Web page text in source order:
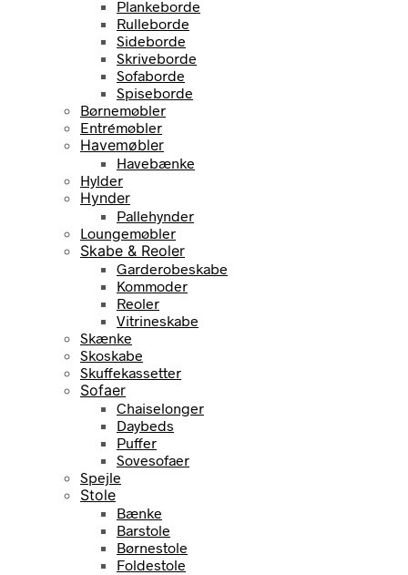
Plankeborde
Rulleborde
Sideborde
Skriveborde
Sofaborde
Spiseborde
Børnemøbler
Entrémøbler
Havemøbler
Havebænke
Hylder
Hynder
Pallehynder
Loungemøbler
Skabe & Reoler
Garderobeskabe
Kommoder
Reoler
Vitrineskabe
Skænke
Skoskabe
Skuffekassetter
Sofaer
Chaiselonger
Daybeds
Puffer
Sovesofaer
Spejle
Stole
Bænke
Barstole
Børnestole
Foldestole